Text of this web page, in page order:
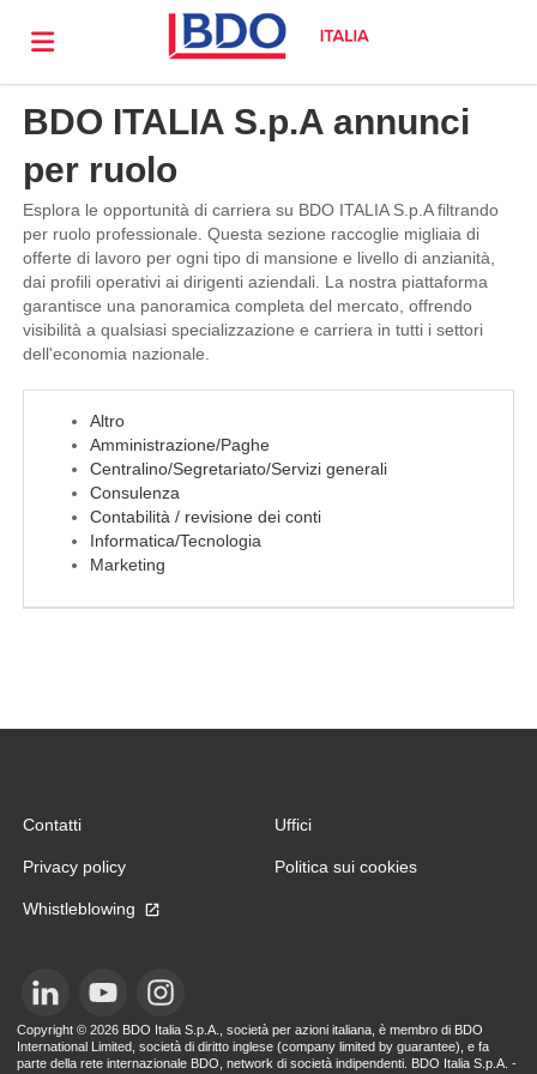
Visita
il
sito
Offerte
di
Carica
CV
Lingua
EN
ES
BDO ITALIA S.p.A annunci
per ruolo
Esplora le opportunità di carriera su BDO ITALIA S.p.A filtrando
per ruolo professionale. Questa sezione raccoglie migliaia di
offerte di lavoro per ogni tipo di mansione e livello di anzianità,
dai profili operativi ai dirigenti aziendali. La nostra piattaforma
garantisce una panoramica completa del mercato, offrendo
visibilità a qualsiasi specializzazione e carriera in tutti i settori
dell'economia nazionale.
Altro
Amministrazione/Paghe
Centralino/Segretariato/Servizi generali
Consulenza
Contabilità / revisione dei conti
Informatica/Tecnologia
Marketing
Contatti Uffici
Privacy policy Politica sui cookies
Whistleblowing
Copyright © 2026 BDO Italia S.p.A., società per azioni italiana, è membro di BDO
International Limited, società di diritto inglese (company limited by guarantee), e fa
parte della rete internazionale BDO, network di società indipendenti. BDO Italia S.p.A. -